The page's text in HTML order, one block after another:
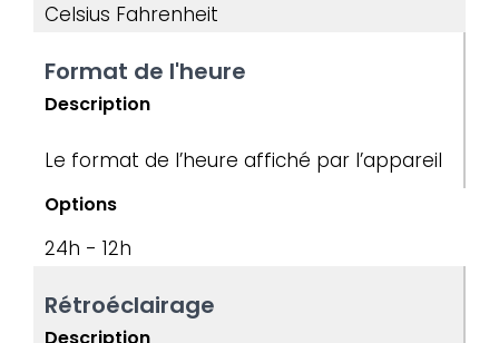
Celsius Fahrenheit
Format de l'heure
Description
Le format de l’heure affiché par l’appareil
Options
24h - 12h
Rétroéclairage